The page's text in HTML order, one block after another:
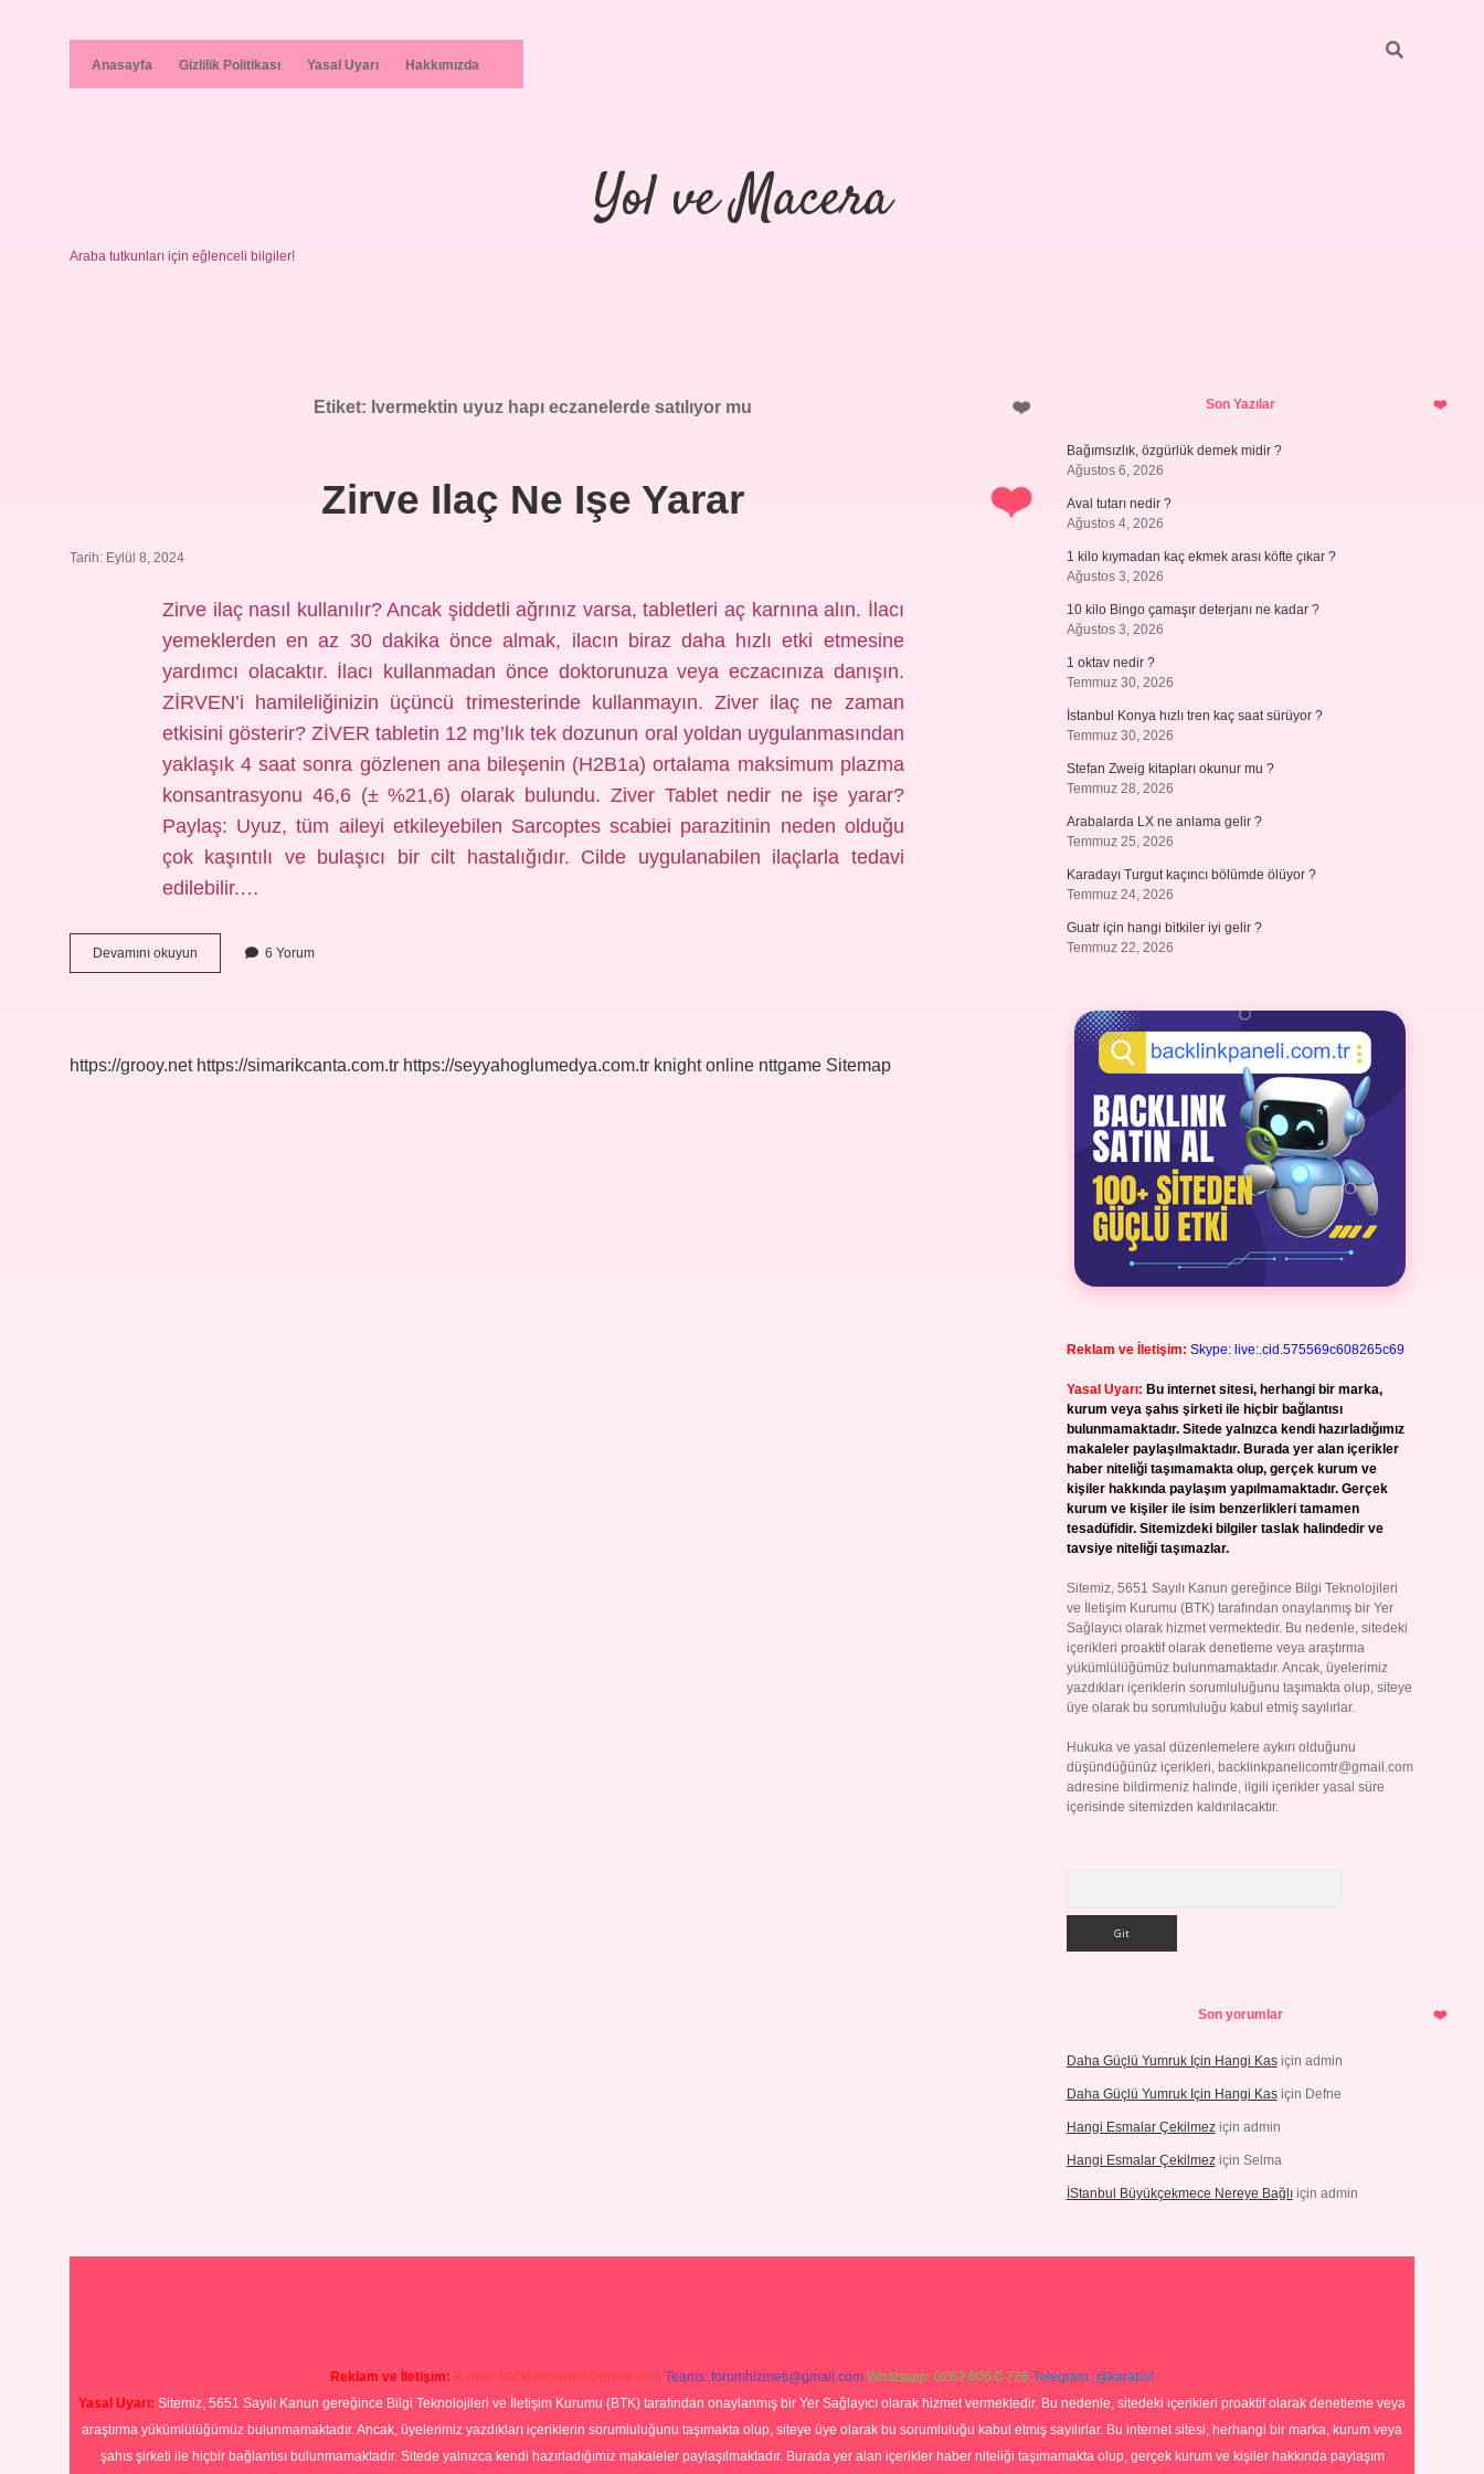
Anasayfa Gizlilik Politikası Yasal Uyarı Hakkımızda
Yol ve Macera
Araba tutkunları için eğlenceli bilgiler!
Etiket: Ivermektin uyuz hapı eczanelerde satılıyor mu
Zirve Ilaç Ne Işe Yarar
Tarih: Eylül 8, 2024
Zirve ilaç nasıl kullanılır? Ancak şiddetli ağrınız varsa, tabletleri aç karnına alın. İlacı
yemeklerden en az 30 dakika önce almak, ilacın biraz daha hızlı etki etmesine
yardımcı olacaktır. İlacı kullanmadan önce doktorunuza veya eczacınıza danışın.
ZİRVEN’i hamileliğinizin üçüncü trimesterinde kullanmayın. Ziver ilaç ne zaman
etkisini gösterir? ZİVER tabletin 12 mg’lık tek dozunun oral yoldan uygulanmasından
yaklaşık 4 saat sonra gözlenen ana bileşenin (H2B1a) ortalama maksimum plazma
konsantrasyonu 46,6 (± %21,6) olarak bulundu. Ziver Tablet nedir ne işe yarar?
Paylaş: Uyuz, tüm aileyi etkileyebilen Sarcoptes scabiei parazitinin neden olduğu
çok kaşıntılı ve bulaşıcı bir cilt hastalığıdır. Cilde uygulanabilen ilaçlarla tedavi
edilebilir.…
Devamını okuyun
Ilaç
6 Yorum
https://grooy.net https://simarikcanta.com.tr https://seyyahoglumedya.com.tr knight online nttgame Sitemap
SidebarSon Yazılar
Bağımsızlık, özgürlük demek midir ?
Ağustos 6, 2026
Aval tutarı nedir ?
Ağustos 4, 2026
1 kilo kıymadan kaç ekmek arası köfte çıkar ?
Ağustos 3, 2026
10 kilo Bingo çamaşır deterjanı ne kadar ?
Ağustos 3, 2026
1 oktav nedir ?
Temmuz 30, 2026
İstanbul Konya hızlı tren kaç saat sürüyor ?
Temmuz 30, 2026
Stefan Zweig kitapları okunur mu ?
Temmuz 28, 2026
Arabalarda LX ne anlama gelir ?
Temmuz 25, 2026
Karadayı Turgut kaçıncı bölümde ölüyor ?
Temmuz 24, 2026
Guatr için hangi bitkiler iyi gelir ?
Temmuz 22, 2026
Reklam ve İletişim: Skype: live:.cid.575569c608265c69
Yasal Uyarı: Bu internet sitesi, herhangi bir marka,
kurum veya şahıs şirketi ile hiçbir bağlantısı
bulunmamaktadır. Sitede yalnızca kendi hazırladığımız
makaleler paylaşılmaktadır. Burada yer alan içerikler
haber niteliği taşımamakta olup, gerçek kurum ve
kişiler hakkında paylaşım yapılmamaktadır. Gerçek
kurum ve kişiler ile isim benzerlikleri tamamen
tesadüfidir. Sitemizdeki bilgiler taslak halindedir ve
tavsiye niteliği taşımazlar.
Sitemiz, 5651 Sayılı Kanun gereğince Bilgi Teknolojileri
ve İletişim Kurumu (BTK) tarafından onaylanmış bir Yer
Sağlayıcı olarak hizmet vermektedir. Bu nedenle, sitedeki
içerikleri proaktif olarak denetleme veya araştırma
yükümlülüğümüz bulunmamaktadır. Ancak, üyelerimiz
yazdıkları içeriklerin sorumluluğunu taşımakta olup, siteye
üye olarak bu sorumluluğu kabul etmiş sayılırlar.
Hukuka ve yasal düzenlemelere aykırı olduğunu
düşündüğünüz içerikleri, backlinkpanelicomtr@gmail.com
adresine bildirmeniz halinde, ilgili içerikler yasal süre
içerisinde sitemizden kaldırılacaktır.
Son yorumlar
Daha Güçlü Yumruk Için Hangi Kasiçin admin
Daha Güçlü Yumruk Için Hangi Kasiçin Defne
Hangi Esmalar Çekilmeziçin admin
Hangi Esmalar Çekilmeziçin Selma
İStanbul Büyükçekmece Nereye Bağlıiçin admin
Reklam ve İletişim: E-mail: backlinkpaneli@gmail.com Teams: forumhizmeti@gmail.com Whatsapp: 0262 606 0 726 Telegram: @karabul
Yasal Uyarı: Sitemiz, 5651 Sayılı Kanun gereğince Bilgi Teknolojileri ve İletişim Kurumu (BTK) tarafından onaylanmış bir Yer Sağlayıcı olarak hizmet vermektedir. Bu nedenle, sitedeki içerikleri proaktif olarak denetleme veya
araştırma yükümlülüğümüz bulunmamaktadır. Ancak, üyelerimiz yazdıkları içeriklerin sorumluluğunu taşımakta olup, siteye üye olarak bu sorumluluğu kabul etmiş sayılırlar. Bu internet sitesi, herhangi bir marka, kurum veya
şahıs şirketi ile hiçbir bağlantısı bulunmamaktadır. Sitede yalnızca kendi hazırladığımız makaleler paylaşılmaktadır. Burada yer alan içerikler haber niteliği taşımamakta olup, gerçek kurum ve kişiler hakkında paylaşım